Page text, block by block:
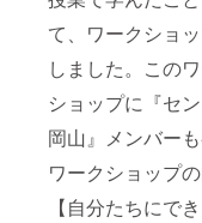
て、ワークショ
しました。この
ショップに『セ
岡山』メンバーも
ワークショップの
【自分たちにで